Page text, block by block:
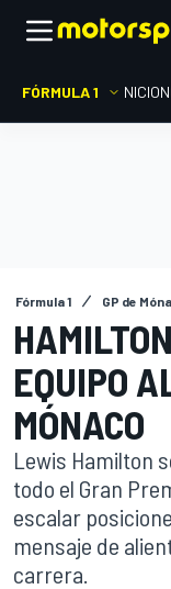
FÓRMULA 1 INICIO
Fórmula 1 GP de
EQUIPO
MÓNACO
Lewis Hamilton
todo el Gran
escalar
mensaje de
carrera.